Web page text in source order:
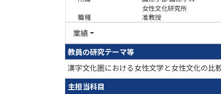
女性文化研究所
職種
准教授
業績
教員の研究テーマ等
漢字文化圏における女性文学と女性文化の比
主担当科目